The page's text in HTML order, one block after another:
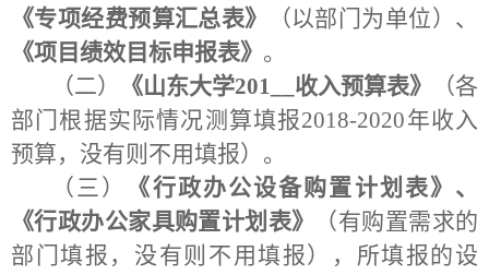
《专项经费预算汇总表》
（以部门为单位）、
《项目绩效目标申报表》 。
（二）
《山东大学201__ 收入预算表》
（各
部门根据实际情况测算填报2018-2020年收入
预算，没有则不用填报）。
（三）
《行政办公设备购置计划表》、
《行政办公家具购置计划表》
（有购置需求的
部门填报，没有则不用填报），所填报的设